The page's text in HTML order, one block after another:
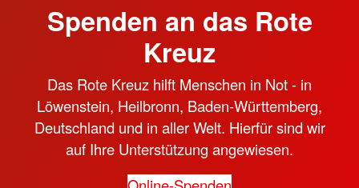
Spenden an das Rote
Kreuz
Das Rote Kreuz hilft Menschen in Not - in
Löwenstein, Heilbronn, Baden-Württemberg,
Deutschland und in aller Welt. Hierfür sind wir
auf Ihre Unterstützung angewiesen.